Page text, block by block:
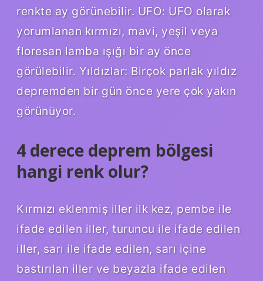
renkte ay görünebilir. UFO: UFO olarak
yorumlanan kırmızı, mavi, yeşil veya
floresan lamba ışığı bir ay önce
görülebilir. Yıldızlar: Birçok parlak yıldız
depremden bir gün önce yere çok yakın
görünüyor.
4 derece deprem bölgesi
hangi renk olur?
Kırmızı eklenmiş iller ilk kez, pembe ile
ifade edilen iller, turuncu ile ifade edilen
iller, sarı ile ifade edilen, sarı içine
bastırılan iller ve beyazla ifade edilen